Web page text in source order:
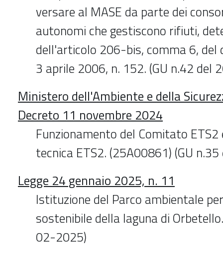
versare al MASE da parte dei
autonomi che gestiscono rifiuti,
dell'articolo 206-bis, comma 6, del
3 aprile 2006, n. 152. (GU n.42 del
Ministero dell'Ambiente e della
Decreto 11 novembre 2024
Funzionamento del Comitato
tecnica ETS2. (25A00861) (GU
Legge 24 gennaio 2025, n. 11
Istituzione del Parco ambientale
sostenibile della laguna di
02-2025)